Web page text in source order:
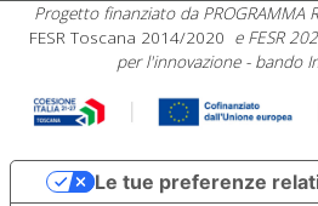
Progetto finanziato da PROGRAMMA
FESR Toscana 2014/2020 e FESR
per l'innovazione - bando
Le tue preferenze